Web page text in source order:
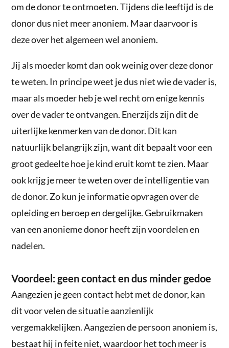
om de donor te ontmoeten. Tijdens die leeftijd is de
donor dus niet meer anoniem. Maar daarvoor is
deze over het algemeen wel anoniem.
Jij als moeder komt dan ook weinig over deze donor
te weten. In principe weet je dus niet wie de vader is,
maar als moeder heb je wel recht om enige kennis
over de vader te ontvangen. Enerzijds zijn dit de
uiterlijke kenmerken van de donor. Dit kan
natuurlijk belangrijk zijn, want dit bepaalt voor een
groot gedeelte hoe je kind eruit komt te zien. Maar
ook krijg je meer te weten over de intelligentie van
de donor. Zo kun je informatie opvragen over de
opleiding en beroep en dergelijke. Gebruikmaken
van een anonieme donor heeft zijn voordelen en
nadelen.
Voordeel: geen contact en dus minder gedoe
Aangezien je geen contact hebt met de donor, kan
dit voor velen de situatie aanzienlijk
vergemakkelijken. Aangezien de persoon anoniem is,
bestaat hij in feite niet, waardoor het toch meer is